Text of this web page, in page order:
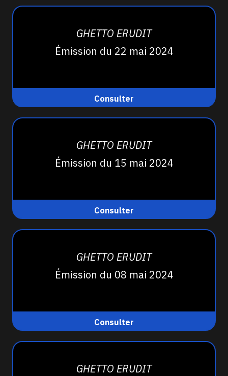
GHETTO ERUDIT
Émission du 22 mai 2024
Consulter
GHETTO ERUDIT
Émission du 15 mai 2024
Consulter
GHETTO ERUDIT
Émission du 08 mai 2024
Consulter
GHETTO ERUDIT